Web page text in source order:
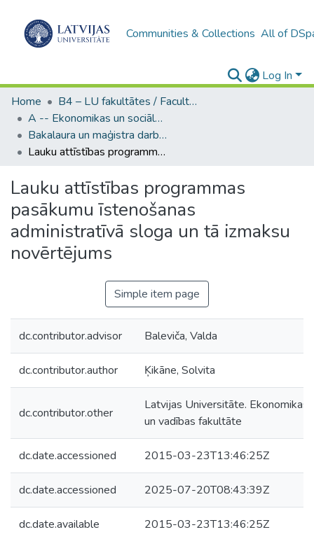
Communities & Collections All of
Log In
Home
B4 – LU fakultātes / Faculties of the UL
A -- Ekonomikas un sociālo zinātņu fakultāte / Faculty of Economics and Social Sciences
Bakalaura un maģistra darbi (ESZF) / Bachelor's and Master's theses
Lauku attīstības programmas pasākumu īstenošanas administratīvā sloga un tā izmaksu novērtējums
Lauku attīstības programmas
pasākumu īstenošanas
administratīvā sloga un tā izmaksu
novērtējums
Simple item page
dc.contributor.advisor Baleviča, Valda
dc.contributor.author Ķikāne, Solvita
dc.contributor.other
Latvijas Universitāte. Ekonomikas
un vadības fakultāte
dc.date.accessioned 2015-03-23T13:46:25Z
dc.date.accessioned 2025-07-20T08:43:39Z
dc.date.available 2015-03-23T13:46:25Z